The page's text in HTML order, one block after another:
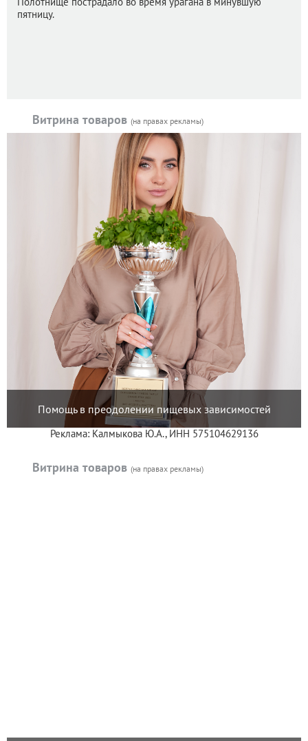
пятницу.
Витрина товаров (на правах рекламы)
Помощь в преодолении пищевых зависимостей
Реклама: Калмыкова Ю.А., ИНН 575104629136
Витрина товаров (на правах рекламы)